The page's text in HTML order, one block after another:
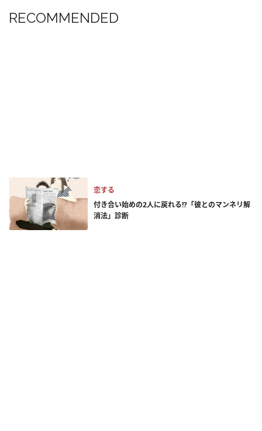
RECOMMENDED
恋する
付き合い始めの2人に戻れる!?「彼とのマンネリ解
消法」診断